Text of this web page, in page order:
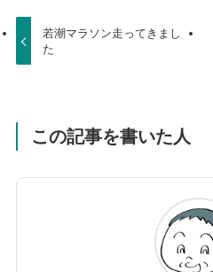
若潮マラソン走ってきまし
た
この記事を書いた人